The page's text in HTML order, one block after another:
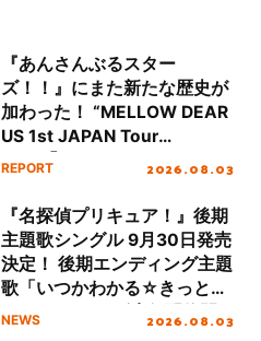
『あんさんぶるスター
ズ！！』にまた新たな歴史が
加わった！ “MELLOW DEAR
US 1st JAPAN Tour
Final「NICE to meet YOU
ート!!
REPORT 2026.08.03
『名探偵プリキュア！』後期
主題歌シングル 9月30日発売
決定！ 後期エンディング主題
歌「いつかわかる☆きっとあ
える」TVサイズ先行配信開
NEWS 2026.08.03